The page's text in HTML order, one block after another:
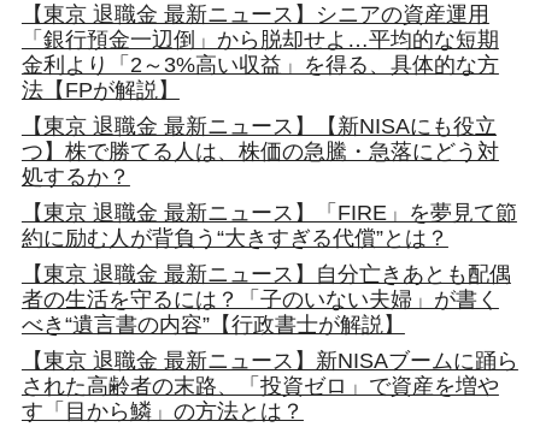
【東京 退職金 最新ニュース】シニアの資産運用
「銀行預金一辺倒」から脱却せよ…平均的な短期
金利より「2～3%高い収益」を得る、具体的な方
法【FPが解説】
【東京 退職金 最新ニュース】【新NISAにも役立
つ】株で勝てる人は、株価の急騰・急落にどう対
処するか？
【東京 退職金 最新ニュース】「FIRE」を夢見て節
約に励む人が背負う“大きすぎる代償”とは？
【東京 退職金 最新ニュース】自分亡きあとも配偶
者の生活を守るには？「子のいない夫婦」が書く
べき“遺言書の内容”【行政書士が解説】
【東京 退職金 最新ニュース】新NISAブームに踊ら
された高齢者の末路、「投資ゼロ」で資産を増や
す「目から鱗」の方法とは？